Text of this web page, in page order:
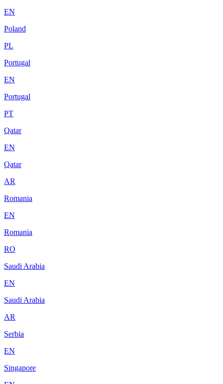
EN
Poland
PL
Portugal
EN
Portugal
PT
Qatar
EN
Qatar
AR
Romania
EN
Romania
RO
Saudi Arabia
EN
Saudi Arabia
AR
Serbia
EN
Singapore